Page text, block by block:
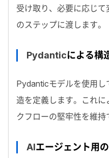
受け取り、必要に応じ
のステップに渡します。
Pydanticによる構
Pydanticモデルを使用
造を定義します。これ
クフローの堅牢性を維持
AIエージェント用の